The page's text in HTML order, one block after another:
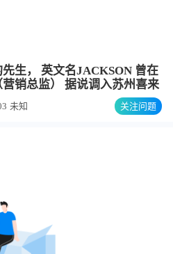
生， 英文名JACKSON 曾在
销总监） 据说调入苏州喜来
未知 关注问题